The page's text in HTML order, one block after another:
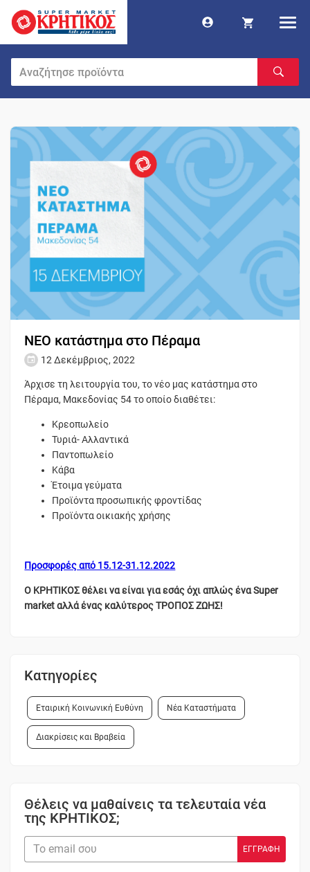
ΝΕΟ κατάστημα στο Πέραμα
12 Δεκέμβριος, 2022
Άρχισε τη λειτουργία του, το νέο μας κατάστημα στο
Πέραμα, Μακεδονίας 54 το οποίο διαθέτει:
Κρεοπωλείο
Τυριά- Αλλαντικά
Παντοπωλείο
Κάβα
Έτοιμα γεύματα
Προϊόντα προσωπικής φροντίδας
Προϊόντα οικιακής χρήσης
Προσφορές από 15.12-31.12.2022
Ο ΚΡΗΤΙΚΟΣ θέλει να είναι για εσάς όχι απλώς ένα Super
market αλλά ένας καλύτερος ΤΡΟΠΟΣ ΖΩΗΣ!
Κατηγορίες
Εταιρική Κοινωνική Ευθύνη Νέα Καταστήματα
Διακρίσεις και Βραβεία
Θέλεις να μαθαίνεις τα τελευταία νέα
της ΚΡΗΤΙΚΟΣ;